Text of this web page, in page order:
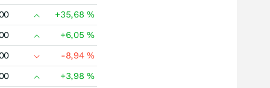
+35,68%
+6,05%
-8,94%
+3,98%